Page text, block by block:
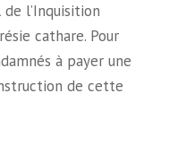
l’Inquisition
cathare. Pour
à payer une
de cette